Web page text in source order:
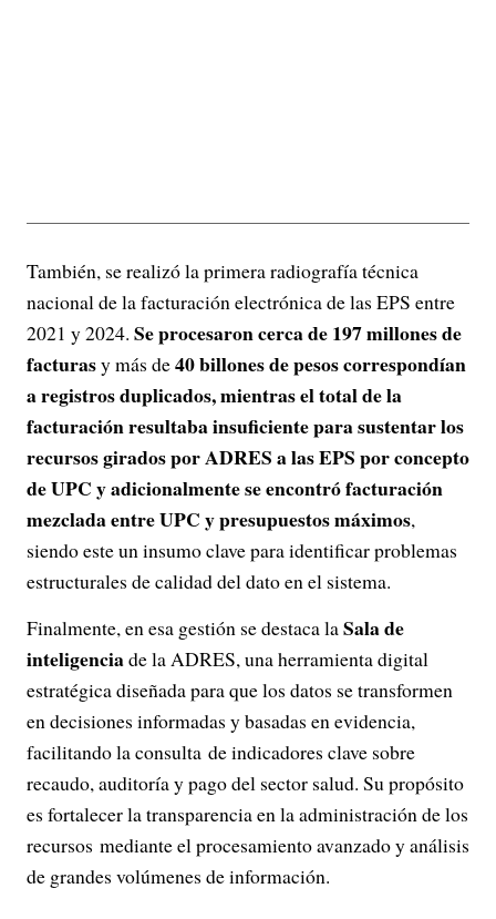
También, se realizó la primera radiografía técnica
nacional de la facturación electrónica de las EPS entre
2021 y 2024. Se procesaron cerca de 197 millones de
facturasy más de40 billones de pesos correspondían
a registros duplicados, mientras el total de la
facturación resultaba insuficiente para sustentar los
recursos girados por ADRES a las EPS por concepto
de UPC y adicionalmente se encontró facturación
mezclada entre UPC y presupuestos máximos,
siendo este un insumo clave para identificar problemas
estructurales de calidad del dato en el sistema.
Finalmente, en esa gestión se destaca laSala de
inteligenciade la ADRES, una herramienta digital
estratégica diseñada para que los datos se transformen
en decisiones informadas y basadas en evidencia,
facilitando la consulta de indicadores clave sobre
recaudo, auditoría y pago del sector salud. Su propósito
es fortalecer la transparencia en la administración de los
recursos mediante el procesamiento avanzado y análisis
de grandes volúmenes de información.